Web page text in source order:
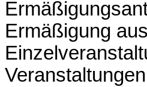
Ermäßigung